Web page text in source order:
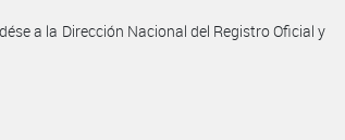
a la Dirección Nacional del Registro Oficial y